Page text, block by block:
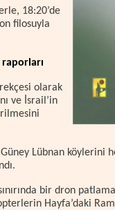
18:20’de
filosuyla
raporları
olarak
ve İsrail’in
Lübnan köylerini
bir dron
Hayfa’daki